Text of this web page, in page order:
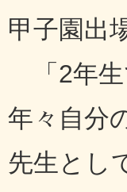
甲子園出
「2年生
年々自分
先生とし